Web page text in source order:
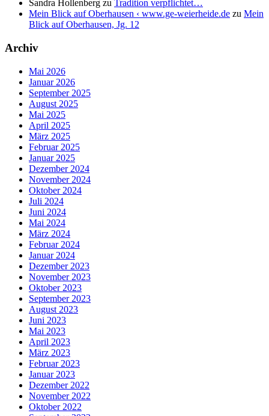
Sandra Hollenberg zu Tradition verpflichtet…
Mein Blick auf Oberhausen ‹ www.ge-weierheide.de zu Mein
Blick auf Oberhausen, Jg. 12
Archiv
Mai 2026
Januar 2026
September 2025
August 2025
Mai 2025
April 2025
März 2025
Februar 2025
Januar 2025
Dezember 2024
November 2024
Oktober 2024
Juli 2024
Juni 2024
Mai 2024
März 2024
Februar 2024
Januar 2024
Dezember 2023
November 2023
Oktober 2023
September 2023
August 2023
Juni 2023
Mai 2023
April 2023
März 2023
Februar 2023
Januar 2023
Dezember 2022
November 2022
Oktober 2022